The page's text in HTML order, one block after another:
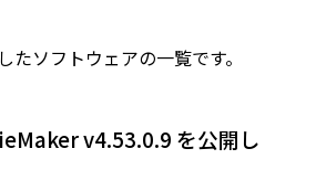
たソフトウェアの一覧です。
v4.53.0.9 を公開し